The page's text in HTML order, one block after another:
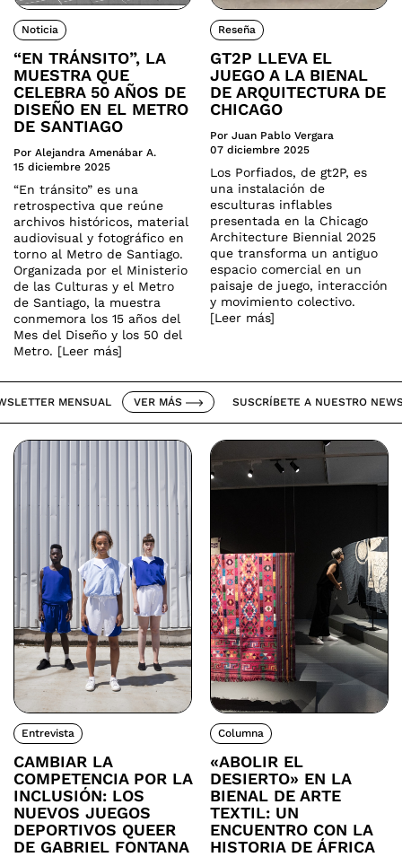
Noticia
“EN TRÁNSITO”, LA
MUESTRA QUE
CELEBRA 50 AÑOS DE
DISEÑO EN EL METRO
DE SANTIAGO
Por Alejandra Amenábar A.
15 diciembre 2025
“En tránsito” es una
retrospectiva que reúne
archivos históricos, material
audiovisual y fotográfico en
torno al Metro de Santiago.
Organizada por el Ministerio
de las Culturas y el Metro
de Santiago, la muestra
conmemora los 15 años del
Mes del Diseño y los 50 del
Metro. [Leer más]
Reseña
GT2P LLEVA EL
JUEGO A LA BIENAL
DE ARQUITECTURA DE
CHICAGO
Por Juan Pablo Vergara
07 diciembre 2025
Los Porfiados, de gt2P, es
una instalación de
esculturas inflables
presentada en la Chicago
Architecture Biennial 2025
que transforma un antiguo
espacio comercial en un
paisaje de juego, interacción
y movimiento colectivo.
[Leer más]
MENSUAL VER MÁS SUSCRÍBETE A NUESTRO
Entrevista
CAMBIAR LA
COMPETENCIA POR LA
INCLUSIÓN: LOS
NUEVOS JUEGOS
DEPORTIVOS QUEER
DE GABRIEL FONTANA
Columna
«ABOLIR EL
DESIERTO» EN LA
BIENAL DE ARTE
TEXTIL: UN
ENCUENTRO CON LA
HISTORIA DE ÁFRICA